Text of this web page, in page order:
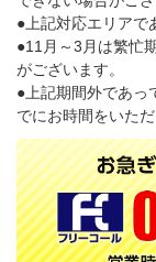
●上記対応エリアで
●11月～3月は繁忙
がございます。
●上記期間外であっ
でにお時間をいた